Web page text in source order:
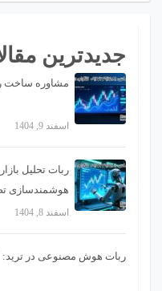
جدیدترین
مشاوره ساخت
اسفند 9, 1404
ربات تحلیل
هوشمندسازی
اسفند 8, 1404
ربات هوش مصنوعی در ترید: